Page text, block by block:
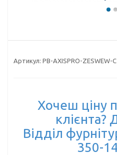
Артикул: PB-AXISPRO-ZESWEW-
Хочеш ціну
клієнта?
Відділ
350-